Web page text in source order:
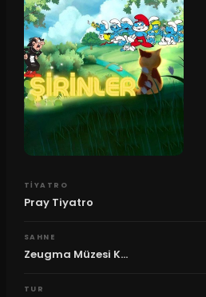
TIYATRO
Pray Tiyatro
SAHNE
Zeugma Müzesi K...
TUR